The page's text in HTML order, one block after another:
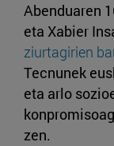
Abenduaren
eta Xabier
ziurtagirien
Tecnunek
eta arlo
zen.